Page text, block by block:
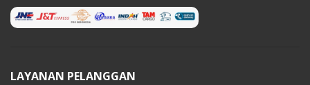
LAYANAN PELANGGAN